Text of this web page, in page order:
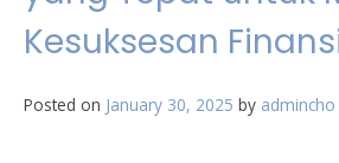
Kesuksesan
Posted on January 30, 2025 by admincho